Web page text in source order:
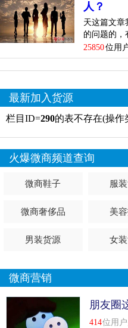
人？
天这篇文章
的问题的
25850位用
最新加入货源
栏目ID=290的表不存在(操作
火爆微商频道查询
微商鞋子 服
微商奢侈品 美
男装货源 女
微商营销
朋友圈
停不下
414位用